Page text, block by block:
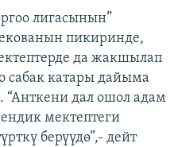
лигасынын”
пикиринде,
да жакшылап
сабак катары дайыма
“Анткени дал ошол адам
мектептеги
берүүдө”,- дейт